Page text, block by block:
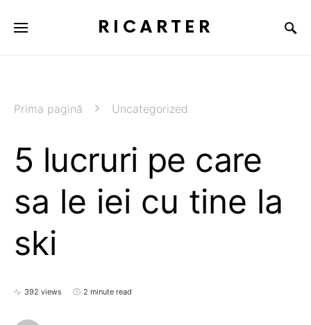
RICARTER
Prima pagină Uncategorized
5 lucruri pe care
sa le iei cu tine la
ski
392 views 2 minute read